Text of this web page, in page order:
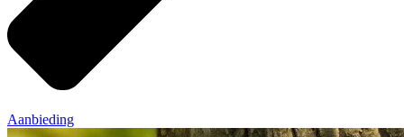
Aanbieding